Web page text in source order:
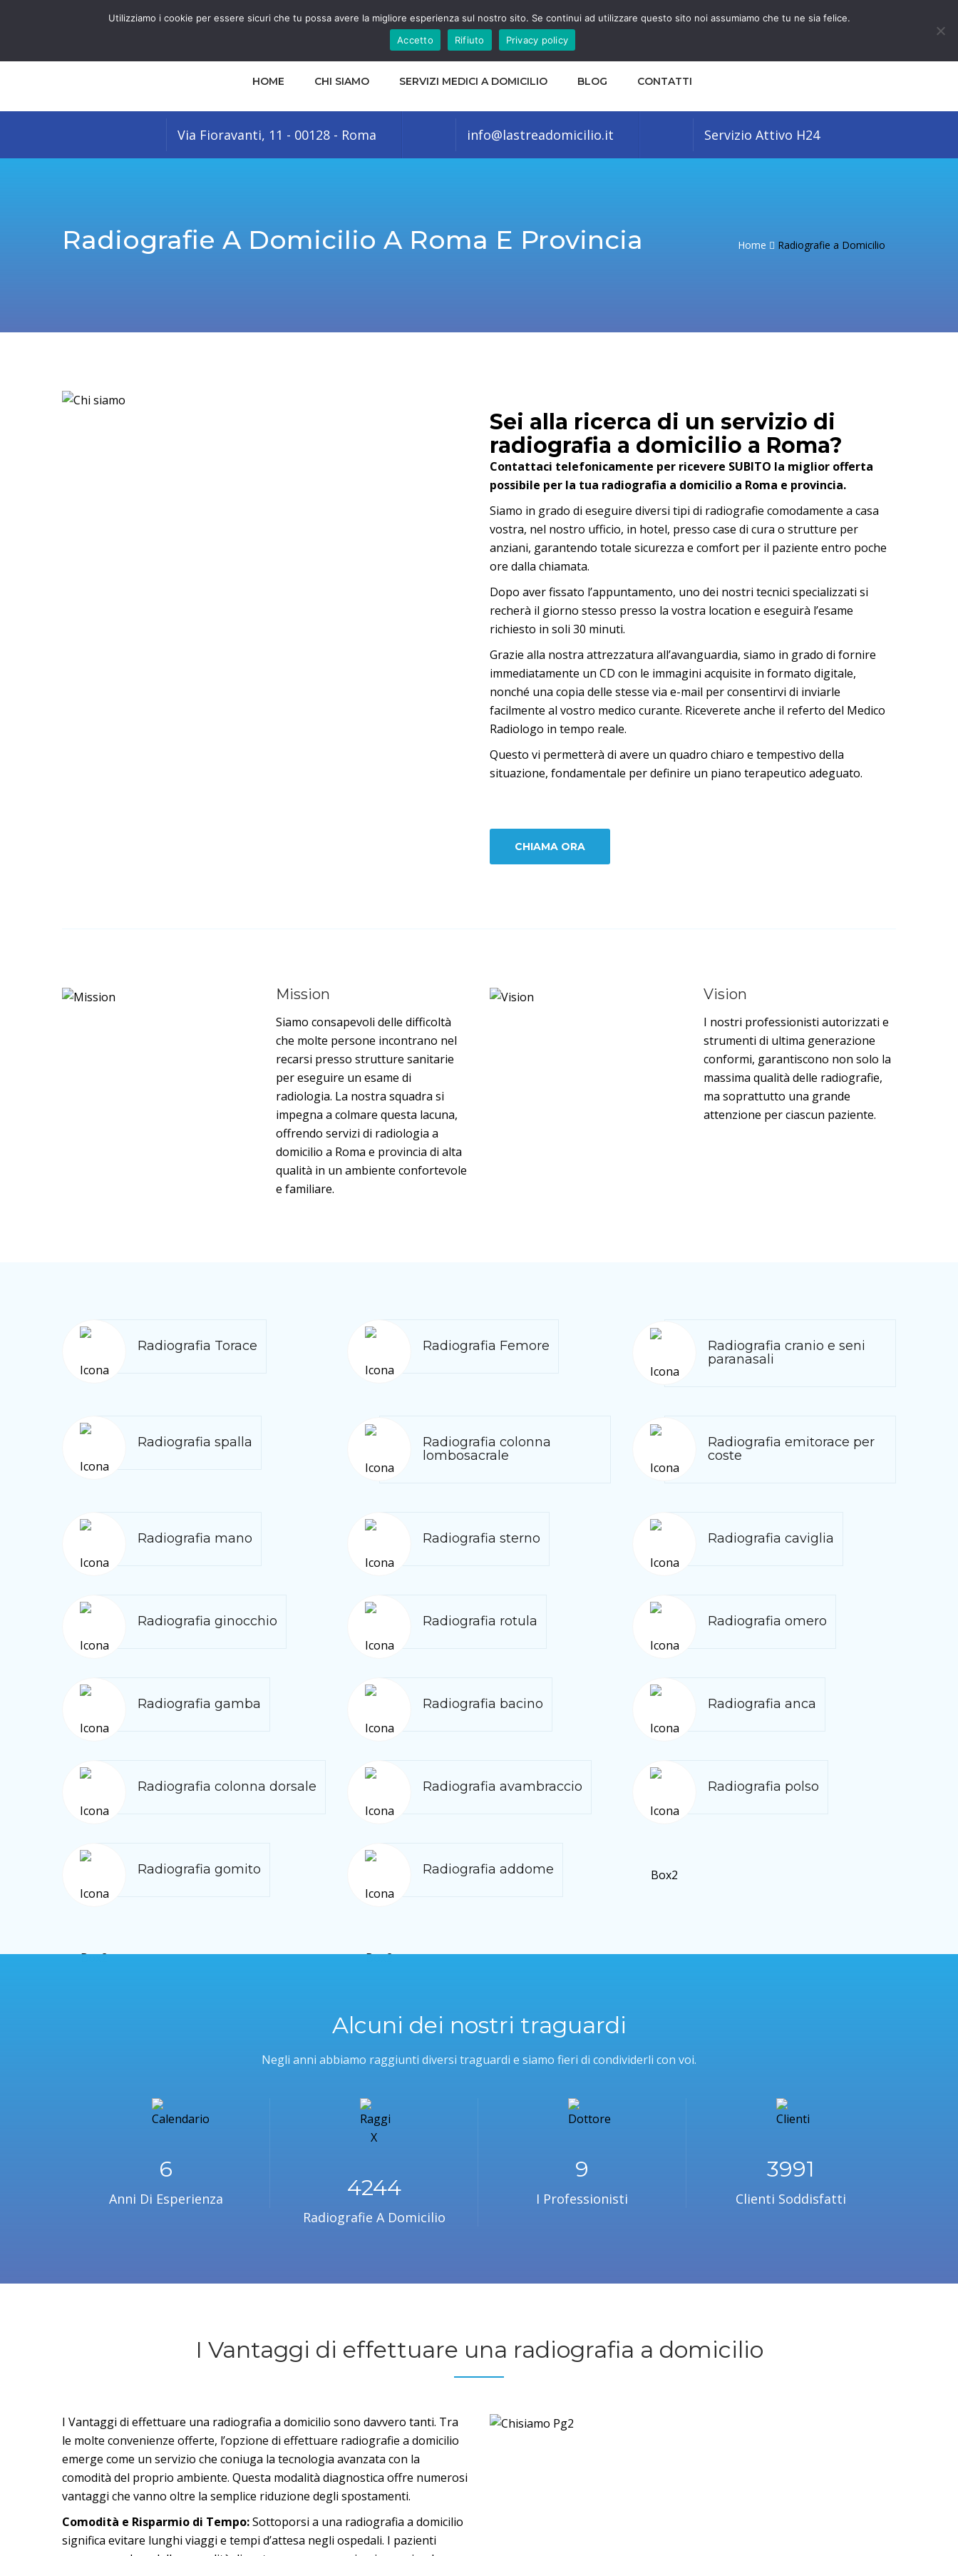
HOME CHI SIAMO SERVIZI MEDICI A DOMICILIO BLOG CONTATTI
Via Fioravanti, 11 - 00128 - Roma info@lastreadomicilio.it Servizio Attivo H24
Radiografie A Domicilio A Roma E Provincia Home Radiografie a Domicilio
Sei alla ricerca di un servizio di
radiografia a domicilio a Roma?
Contattaci telefonicamente per ricevere SUBITO la miglior offerta
possibile per la tua radiografia a domicilio a Roma e provincia.
Siamo in grado di eseguire diversi tipi di radiografie comodamente a casa
vostra, nel nostro ufficio, in hotel, presso case di cura o strutture per
anziani, garantendo totale sicurezza e comfort per il paziente entro poche
ore dalla chiamata.
Dopo aver fissato l’appuntamento, uno dei nostri tecnici specializzati si
recherà il giorno stesso presso la vostra location e eseguirà l’esame
richiesto in soli 30 minuti.
Grazie alla nostra attrezzatura all’avanguardia, siamo in grado di fornire
immediatamente un CD con le immagini acquisite in formato digitale,
nonché una copia delle stesse via e-mail per consentirvi di inviarle
facilmente al vostro medico curante. Riceverete anche il referto del Medico
Radiologo in tempo reale.
Questo vi permetterà di avere un quadro chiaro e tempestivo della
situazione, fondamentale per definire un piano terapeutico adeguato.
CHIAMA ORA
Mission
Siamo consapevoli delle difficoltà
che molte persone incontrano nel
recarsi presso strutture sanitarie
per eseguire un esame di
radiologia. La nostra squadra si
impegna a colmare questa lacuna,
offrendo servizi di radiologia a
domicilio a Roma e provincia di alta
qualità in un ambiente confortevole
e familiare.
Vision
I nostri professionisti autorizzati e
strumenti di ultima generazione
conformi, garantiscono non solo la
massima qualità delle radiografie,
ma soprattutto una grande
attenzione per ciascun paziente.
Radiografia Torace Radiografia Femore
Radiografia cranio e seni
paranasali
Radiografia spalla
Radiografia colonna
lombosacrale
Radiografia emitorace per
coste
Radiografia mano Radiografia sterno Radiografia caviglia
Radiografia ginocchio Radiografia rotula Radiografia omero
Radiografia gamba Radiografia bacino Radiografia anca
Radiografia colonna dorsale Radiografia avambraccio Radiografia polso
Radiografia gomito Radiografia addome
Alcuni dei nostri traguardi
Negli anni abbiamo raggiunti diversi traguardi e siamo fieri di condividerli con voi.
7
Anni Di Esperienza 4616
Radiografie A Domicilio
10
I Professionisti
4341
Clienti Soddisfatti
I Vantaggi di effettuare una radiografia a domicilio
I Vantaggi di effettuare una radiografia a domicilio sono davvero tanti. Tra
le molte convenienze offerte, l’opzione di effettuare radiografie a domicilio
emerge come un servizio che coniuga la tecnologia avanzata con la
comodità del proprio ambiente. Questa modalità diagnostica offre numerosi
vantaggi che vanno oltre la semplice riduzione degli spostamenti.
Comodità e Risparmio di Tempo:Sottoporsi a una radiografia a domicilio
significa evitare lunghi viaggi e tempi d’attesa negli ospedali. I pazienti
Utilizziamo i cookie per essere sicuri che tu possa avere la migliore esperienza sul nostro sito. Se continui ad utilizzare questo sito noi assumiamo che tu ne sia felice.
Accetto
Rifiuto Privacy policy